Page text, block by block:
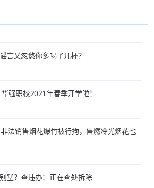
言又忽悠你多喝了几杯？
强职校2021年春季开学啦！
法销售烟花爆竹被行拘，售燃冷光烟花也
墅？查违办：正在查处拆除